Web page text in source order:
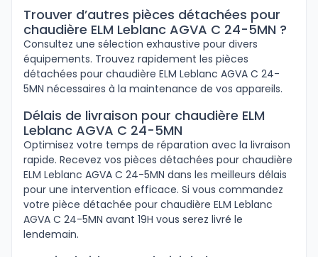
Trouver d’autres pièces détachées pour
chaudière ELM Leblanc AGVA C 24-5MN ?
Consultez une sélection exhaustive pour divers
équipements. Trouvez rapidement les pièces
détachées pour chaudière ELM Leblanc AGVA C 24-
5MN nécessaires à la maintenance de vos appareils.
Délais de livraison pour chaudière ELM
Leblanc AGVA C 24-5MN
Optimisez votre temps de réparation avec la livraison
rapide. Recevez vos pièces détachées pour chaudière
ELM Leblanc AGVA C 24-5MN dans les meilleurs délais
pour une intervention efficace. Si vous commandez
votre pièce détachée pour chaudière ELM Leblanc
AGVA C 24-5MN avant 19H vous serez livré le
lendemain.